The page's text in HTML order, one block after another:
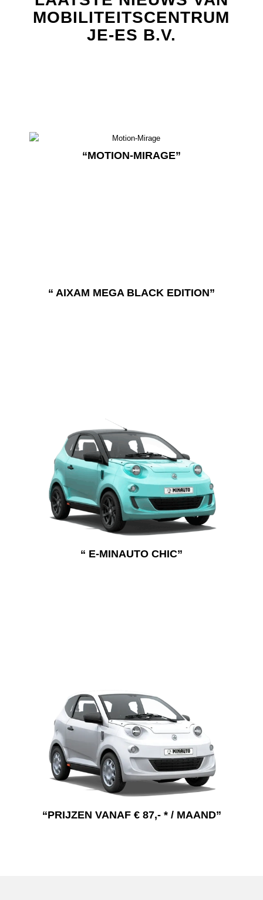
MOBILITEITSCENTRUM
JE-ES B.V.
“MOTION-MIRAGE”
“ AIXAM MEGA BLACK EDITION”
“ E-MINAUTO CHIC”
“PRIJZEN VANAF € 87,- * / MAAND”